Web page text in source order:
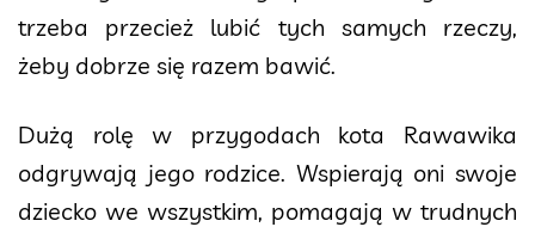
trzeba przecież lubić tych samych rzeczy,
żeby dobrze się razem bawić.
Dużą rolę w przygodach kota Rawawika
odgrywają jego rodzice. Wspierają oni swoje
dziecko we wszystkim, pomagają w trudnych